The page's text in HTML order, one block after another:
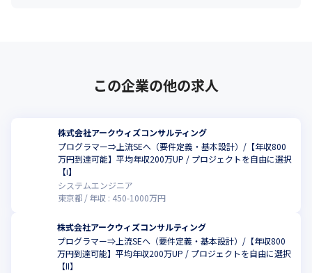
この企業の他の求人
株式会社アークウィズコンサルティング
プログラマー⇒上流SEへ（要件定義・基本設計）/【年収800
万円到達可能】平均年収200万UP / プロジェクトを自由に選択
【ⅰ】
システムエンジニア
東京都
年収 : 450-1000万円
株式会社アークウィズコンサルティング
プログラマー⇒上流SEへ（要件定義・基本設計）/【年収800
万円到達可能】平均年収200万UP / プロジェクトを自由に選択
【Ⅱ】